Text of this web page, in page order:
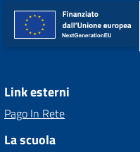
Link esterni
Pago In Rete
La scuola